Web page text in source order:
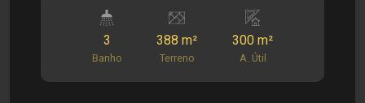
nosso site e veja mais opções:
www.soniaeramalhoimoveis.com.br. WhatsApp
venda: 16 99963-7700 Medidas: Área Terreno:
388m² Área Edificação Principal: 300m²
3
Banho
388 m²
Terreno
300 m²
A. Útil